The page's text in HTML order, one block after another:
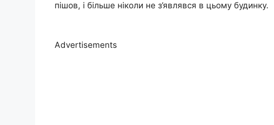
пішов, і більше ніколи не з’являвся в цьому будинку.
Advertisements